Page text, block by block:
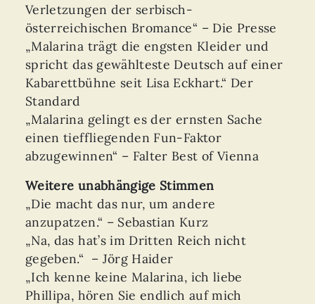
Verletzungen der serbisch-
österreichischen Bromance“ – Die Presse
„Malarina trägt die engsten Kleider und
spricht das gewählteste Deutsch auf einer
Kabarettbühne seit Lisa Eckhart.“ Der
Standard
„Malarina gelingt es der ernsten Sache
einen tieffliegenden Fun-Faktor
abzugewinnen“ – Falter Best of Vienna
Weitere unabhängige Stimmen
„Die macht das nur, um andere
anzupatzen.“ – Sebastian Kurz
„Na, das hat’s im Dritten Reich nicht
gegeben.“ – Jörg Haider
„Ich kenne keine Malarina, ich liebe
Phillipa, hören Sie endlich auf mich